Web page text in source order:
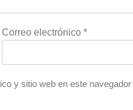
Correo electrónico*
y sitio web en este